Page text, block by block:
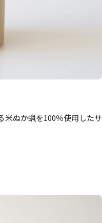
米ぬか蝋を100％使用したサ